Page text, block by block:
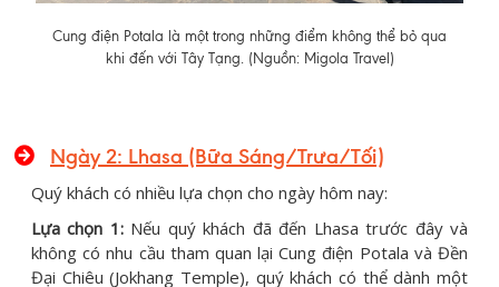
Cung điện Potala là một trong những điểm không thể bỏ qua
khi đến với Tây Tạng. (Nguồn: Migola Travel)
Ngày 2: Lhasa (Bữa Sáng/Trưa/Tối)
Quý khách có nhiều lựa chọn cho ngày hôm nay:
Lựa chọn 1:Nếu quý khách đã đến Lhasa trước đây và
không có nhu cầu tham quan lại Cung điện Potala và Đền
Đại Chiêu (Jokhang Temple), quý khách có thể dành một